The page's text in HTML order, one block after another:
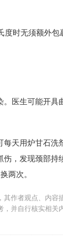
时无须额外
医生可能开
天用炉甘石
，发现颈部
两次。
作者观点、内
并自行核实相